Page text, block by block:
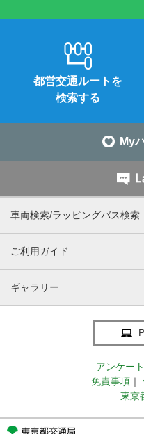
都営交通ルートを
検索する
My
車両検索/ラッピングバス検索
ご利用ガイド
ギャラリー
アンケート
免責事項 ｜
東京